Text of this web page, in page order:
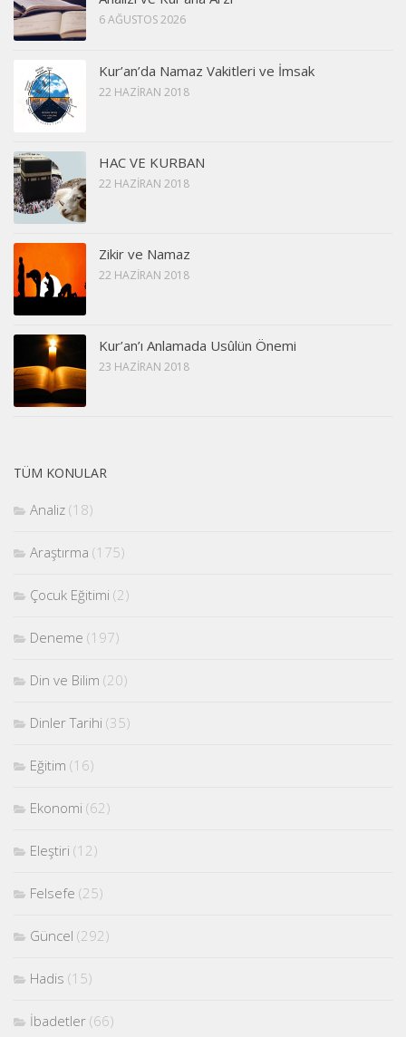
6 AĞUSTOS 2026
Kur’an’da Namaz Vakitleri ve İmsak
22 HAZIRAN 2018
HAC VE KURBAN
22 HAZIRAN 2018
Zikir ve Namaz
22 HAZIRAN 2018
Kur’an’ı Anlamada Usûlün Önemi
23 HAZIRAN 2018
TÜM KONULAR
Analiz (18)
Araştırma (175)
Çocuk Eğitimi (2)
Deneme (197)
Din ve Bilim (20)
Dinler Tarihi (35)
Eğitim (16)
Ekonomi (62)
Eleştiri (12)
Felsefe (25)
Güncel (292)
Hadis (15)
İbadetler (66)